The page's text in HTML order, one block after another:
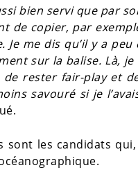
bien servi que par
de copier, par
me dis qu’il y a peu
sur la balise. Là, je
de rester fair-play et
savouré si je
sont les candidats